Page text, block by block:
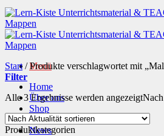
Menü
Home
Über uns
Shop
Info
News
Start /Produkte verschlagwortet mit
Filter
Alle 3 Ergebnisse werden angezeigt
Produktkategorien